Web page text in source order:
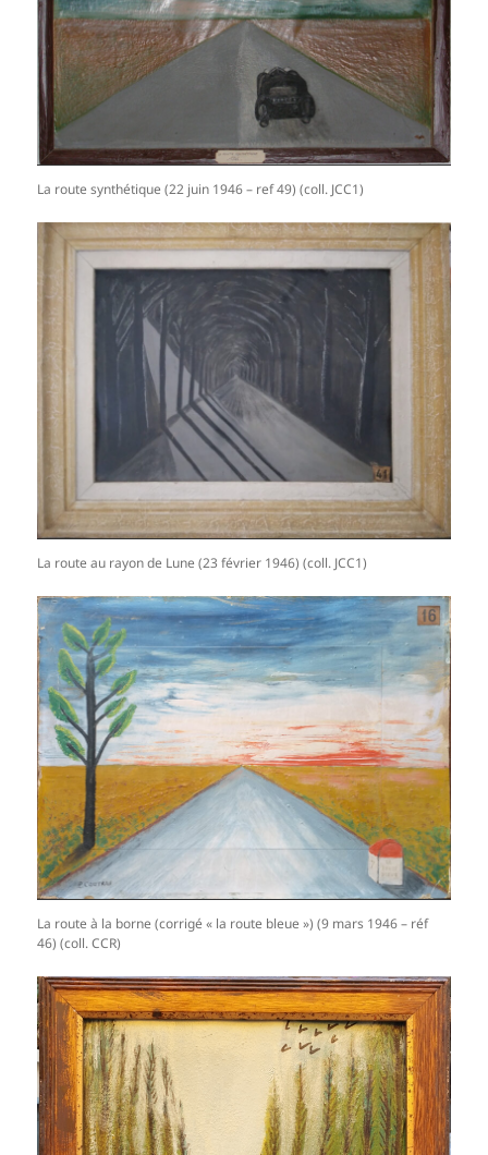
La route synthétique (22 juin 1946 – ref 49) (coll. JCC1)
La route au rayon de Lune (23 février 1946) (coll. JCC1)
La route à la borne (corrigé « la route bleue ») (9 mars 1946 – réf
46) (coll. CCR)